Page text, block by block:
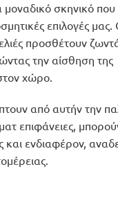
σκηνικό που
επιλογές μας.
προσθέτουν
την αίσθηση της
χώρο.
από αυτήν την
επιφάνειες,
ενδιαφέρον,